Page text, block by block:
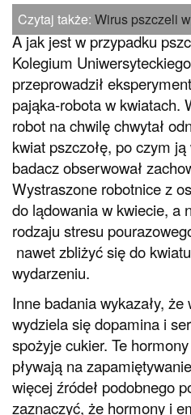
Czytaj także:Wirus pszczeli
A jak jest w przypadku
Kolegium
przeprowadził
pająka-robota w kwiatach.
robot na chwilę chwytał
kwiat pszczołę, po czym
badacz obserwował
Wystraszone robotnice z
do lądowania w kwiecie, a
rodzaju stresu
nawet zbliżyć się do
wydarzeniu.
Inne badania wykazały, że
wydziela się dopamina i
spożyje cukier. Te
pływają na
więcej źródeł podobnego
zaznaczyć, że hormony i